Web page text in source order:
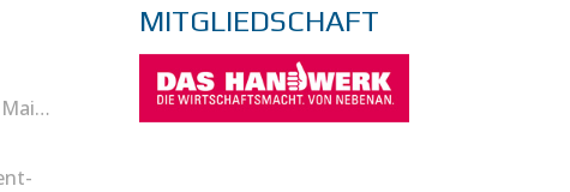
MITGLIEDSCHAFT